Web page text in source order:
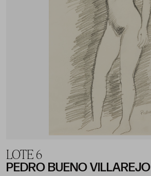
LOTE 6
PEDRO BUENO VILLAREJO